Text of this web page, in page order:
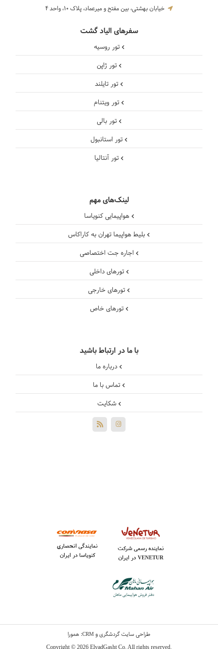
خیابان بهشتی، بین مفتح و میرعماد، پلاک 10، واحد 4
سفرهای الیاد گشت
تور روسیه
تور ژاپن
تور تایلند
تور ویتنام
تور بالی
تور استانبول
تور آنتالیا
لینک‌های مهم
هواپیمایی کنویاسا
بلیط هواپیما تهران به کاراکاس
اجاره جت اختصاصی
تورهای داخلی
تورهای خارجی
تورهای خاص
با ما در ارتباط باشید
درباره ما
تماس با ما
شکایت
نماینده رسمی شرکت
VENETUR در ایران
نمایندگی انحصاری
کنویاسا در ایران
طراحی سایت گردشگریو CRM
: همورا
Copyright © 2026 ElyadGasht Co. All rights reserved.